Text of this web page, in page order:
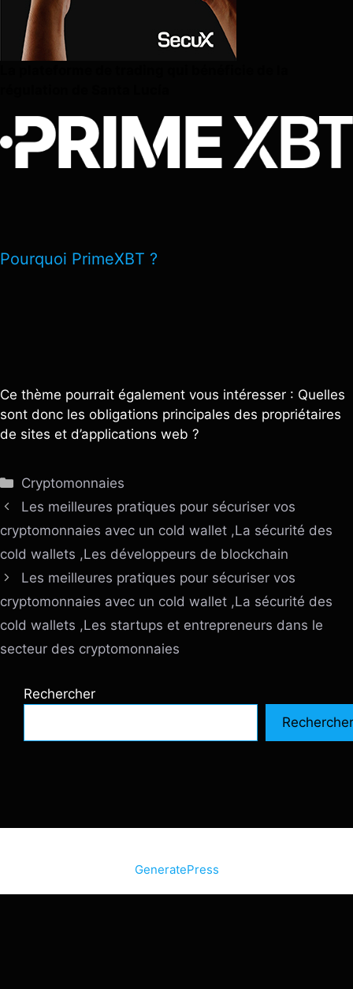
Pourquoi PrimeXBT ?
Ce thème pourrait également vous intéresser : Quelles
sont donc les obligations principales des propriétaires
de sites et d’applications web ?
Catégories
Cryptomonnaies
Les meilleures pratiques pour sécuriser vos
cryptomonnaies avec un cold wallet ,La sécurité des
cold wallets ,Les développeurs de blockchain
Les meilleures pratiques pour sécuriser vos
cryptomonnaies avec un cold wallet ,La sécurité des
cold wallets ,Les startups et entrepreneurs dans le
secteur des cryptomonnaies
Rechercher
Rechercher
GeneratePress